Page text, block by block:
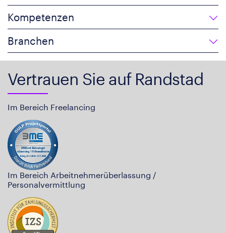
Kompetenzen
Branchen
Vertrauen Sie auf Randstad
Im Bereich Freelancing
Im Bereich Arbeitnehmerüberlassung /
Personalvermittlung